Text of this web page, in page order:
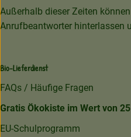
Außerhalb dieser Zeiten
Anrufbeantworter hinterlassen
Bio-Lieferdienst
FAQs / Häufige Fragen
Gratis Ökokiste im Wert von
EU-Schulprogramm